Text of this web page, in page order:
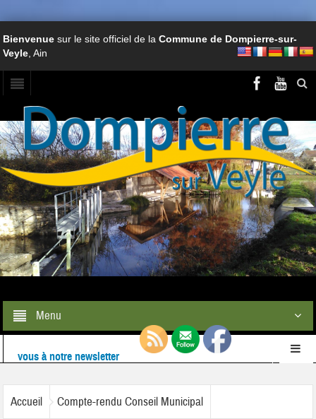
Bienvenuesur le site officiel de laCommune de Dompierre-sur-
Veyle , Ain
Menu
Ne ratez rien de l'actualité de la commune :
inscrivez-
vous à notre newsletter
Accueil
Compte-rendu Conseil Municipal